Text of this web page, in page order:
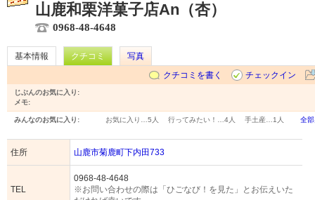
山鹿和栗洋菓子店An（杏）
0968-48-4648
基本情報 クチコミ
写真
クチコミを書く
チェックイン
じぶんのお気に入り:
メモ:
みんなのお気に入り: お気に入り… 5人 行ってみたい！… 4人 手土産… 1人 全
住所 山鹿市菊鹿町下内田733
TEL
0968-48-4648
※お問い合わせの際は「ひごなび！を見た」とお伝えいた